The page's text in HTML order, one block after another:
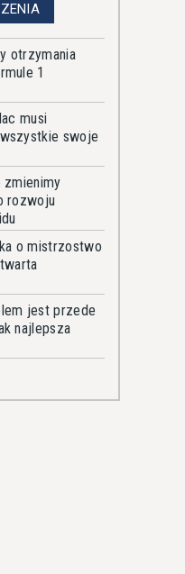
otrzymania
1
musi
swoje
zmienimy
rozwoju
o mistrzostwo
jest przede
najlepsza